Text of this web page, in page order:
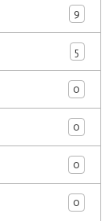
9
5
0
0
0
0